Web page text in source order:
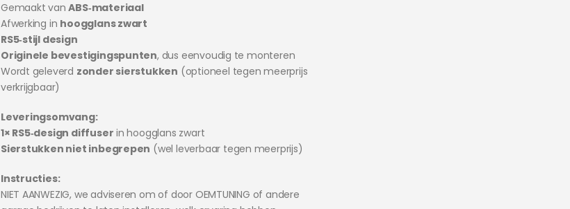
Gemaakt vanABS‑materiaal
Afwerking in hoogglans zwart
RS5‑stijl design
Originele bevestigingspunten, dus eenvoudig te monteren
Wordt geleverd zonder sierstukken (optioneel tegen meerprijs
verkrijgbaar)
Leveringsomvang:
1× RS5‑design diffuser in hoogglans zwart
Sierstukken niet inbegrepen (wel leverbaar tegen meerprijs)
Instructies:
NIET AANWEZIG, we adviseren om of door OEMTUNING of andere